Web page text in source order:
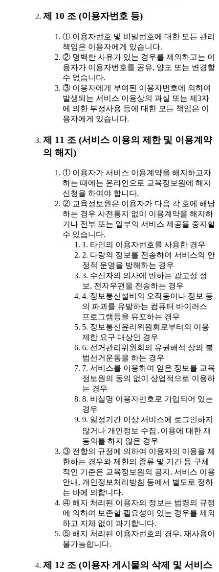
제 10 조 (이용자번호 등)
① 이용자번호 및 비밀번호에 대한 모든 관리
책임은 이용자에게 있습니다.
② 명백한 사유가 있는 경우를 제외하고는 이
용자가 이용자번호를 공유, 양도 또는 변경할
수 없습니다.
③ 이용자에게 부여된 이용자번호에 의하여
발생되는 서비스 이용상의 과실 또는 제3자
에 의한 부정사용 등에 대한 모든 책임은 이
용자에게 있습니다.
제 11 조 (서비스 이용의 제한 및 이용계약
의 해지)
① 이용자가 서비스 이용계약을 해지하고자
하는 때에는 온라인으로 교육정보원에 해지
신청을 하여야 합니다.
② 교육정보원은 이용자가 다음 각 호에 해당
하는 경우 사전통지 없이 이용계약을 해지하
거나 전부 또는 일부의 서비스 제공을 중지할
수 있습니다.
1. 타인의 이용자번호를 사용한 경우
2. 다량의 정보를 전송하여 서비스의 안
정적 운영을 방해하는 경우
3. 수신자의 의사에 반하는 광고성 정
보, 전자우편을 전송하는 경우
4. 정보통신설비의 오작동이나 정보 등
의 파괴를 유발하는 컴퓨터 바이러스
프로그램등을 유포하는 경우
5. 정보통신윤리위원회로부터의 이용
제한 요구 대상인 경우
6. 선거관리위원회의 유권해석 상의 불
법선거운동을 하는 경우
7. 서비스를 이용하여 얻은 정보를 교육
정보원의 동의 없이 상업적으로 이용하
는 경우
8. 비실명 이용자번호로 가입되어 있는
경우
9. 일정기간 이상 서비스에 로그인하지
않거나 개인정보 수집․이용에 대한 재
동의를 하지 않은 경우
③ 전항의 규정에 의하여 이용자의 이용을 제
한하는 경우와 제한의 종류 및 기간 등 구체
적인 기준은 교육정보원의 공지, 서비스 이용
안내, 개인정보처리방침 등에서 별도로 정하
는 바에 의합니다.
④ 해지 처리된 이용자의 정보는 법령의 규정
에 의하여 보존할 필요성이 있는 경우를 제외
하고 지체 없이 파기합니다.
⑤ 해지 처리된 이용자번호의 경우, 재사용이
불가능합니다.
제 12 조 (이용자 게시물의 삭제 및 서비스